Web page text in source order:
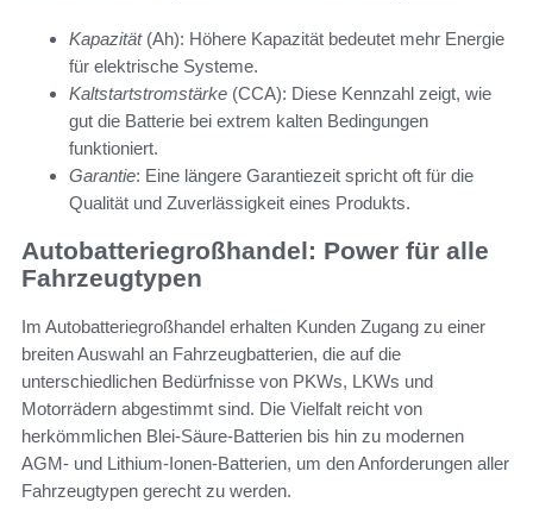
Kapazität(Ah): Höhere Kapazität bedeutet mehr Energie
für elektrische Systeme.
Kaltstartstromstärke (CCA): Diese Kennzahl zeigt, wie
gut die Batterie bei extrem kalten Bedingungen
funktioniert.
Garantie: Eine längere Garantiezeit spricht oft für die
Qualität und Zuverlässigkeit eines Produkts.
Autobatteriegroßhandel: Power für alle
Fahrzeugtypen
Im Autobatteriegroßhandel erhalten Kunden Zugang zu einer
breiten Auswahl an Fahrzeugbatterien, die auf die
unterschiedlichen Bedürfnisse von PKWs, LKWs und
Motorrädern abgestimmt sind. Die Vielfalt reicht von
herkömmlichen Blei-Säure-Batterien bis hin zu modernen
AGM- und Lithium-Ionen-Batterien, um den Anforderungen aller
Fahrzeugtypen gerecht zu werden.